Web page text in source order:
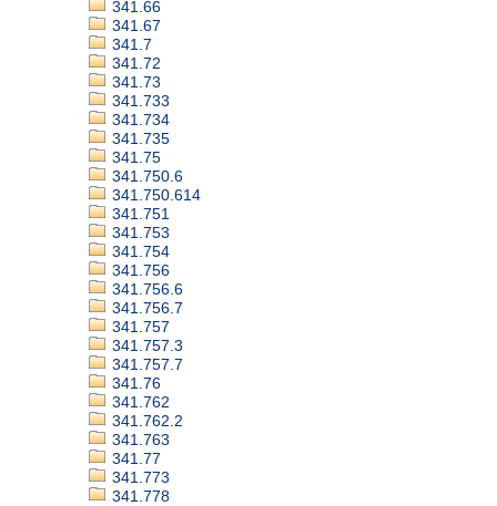
341.66
341.67
341.7
341.72
341.73
341.733
341.734
341.735
341.75
341.750.6
341.750.614
341.751
341.753
341.754
341.756
341.756.6
341.756.7
341.757
341.757.3
341.757.7
341.76
341.762
341.762.2
341.763
341.77
341.773
341.778